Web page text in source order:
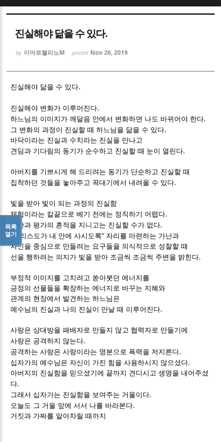
진실해야 닮을 수 있다.
by 이마르첼리노M posted Nov 26, 2019
진실해야 닮을 수 있다.
진실해야 변화가 이루어진다.
하느님의 이미지가 깨달음 안에서 변화하면 나도 바뀌어야 한다.
그 변화의 과정이 진실할 때 하느님을 닮을 수 있다.
바닥이라는 진실과 수치라는 진실을 만나고
견딤과 기다림의 동기가 순수하고 진실할 때 눈이 열린다.
아버지를 기쁘시게 해 드리려는 동기가 단순하고 진실할 때
집착하던 것들을 놓아주고 꼭대기에서 내려올 수 있다.
빛을 받아 빛이 되는 과정의 진실함
체험이라는 칼끝으로 베기 전에는 정직하기 어렵다.
칭찬과 평가의 흔적을 지니고는 진실할 수가 없다.
“그리스도가 내 안에 사시도록” 자리를 마련하는 가난과
자신을 중심으로 만들려는 요구들을 의식적으로 성찰할 때
선을 행하려는 의지가 빛을 받아 조금씩 조금씩 주변을 밝힌다.
부정적 이미지를 고치려고 쏟아붓던 에너지를
긍정의 선물들을 확장하는 에너지로 바꾸는 지혜와
관계의 현장에서 발견하는 하느님은
예수님의 진실과 나의 진실이 만날 때 이루어진다.
사랑은 상대방을 패배자로 만들지 않고 협력자로 만들기에
사랑은 공격하지 않는다.
공격하는 사랑은 사랑이라는 명분으로 폭력을 저지른다.
십자가의 예수님은 자신이 가진 힘을 사용하시지 않으셨다.
아버지의 진실함을 믿으셨기에 끝까지 견디시고 생명을 내어주셨
다.
그래서 십자가는 진실함을 보여주는 거울이다.
오늘도 그 거울 앞에 서서 나를 바라본다.
거짓과 가짜를 알아차릴 때까지
목록
열기
Sketchbook5, 스케치북5
Sketchbook5, 스케치북5
Sketchbook5, 스케치북5
Sketchbook5, 스케치북5